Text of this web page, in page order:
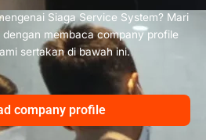
Siaga Service System? Mari
membaca company profile
sertakan di bawah ini.
company profile